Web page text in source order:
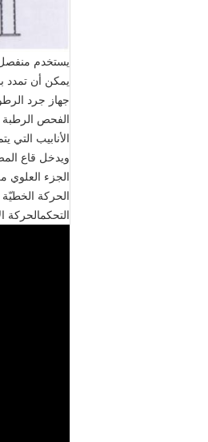
يمكن أن تمدد
جهاز جرد
الفحص الرطبة
الأنابيب
ويدخل قاع
الجزء العلوي
التحكمالحركة